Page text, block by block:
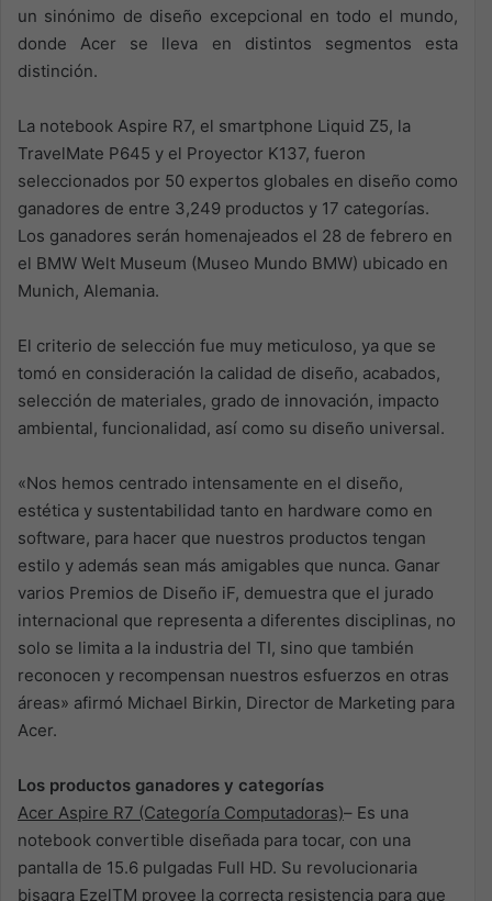
un sinónimo de diseño excepcional en todo el mundo,
donde Acer se lleva en distintos segmentos esta
distinción.
La notebook Aspire R7, el smartphone Liquid Z5, la
TravelMate P645 y el Proyector K137, fueron
seleccionados por 50 expertos globales en diseño como
ganadores de entre 3,249 productos y 17 categorías.
Los ganadores serán homenajeados el 28 de febrero en
el BMW Welt Museum (Museo Mundo BMW) ubicado en
Munich, Alemania.
El criterio de selección fue muy meticuloso, ya que se
tomó en consideración la calidad de diseño, acabados,
selección de materiales, grado de innovación, impacto
ambiental, funcionalidad, así como su diseño universal.
«Nos hemos centrado intensamente en el diseño,
estética y sustentabilidad tanto en hardware como en
software, para hacer que nuestros productos tengan
estilo y además sean más amigables que nunca. Ganar
varios Premios de Diseño iF, demuestra que el jurado
internacional que representa a diferentes disciplinas, no
solo se limita a la industria del TI, sino que también
reconocen y recompensan nuestros esfuerzos en otras
áreas» afirmó Michael Birkin, Director de Marketing para
Acer.
Los productos ganadores y categorías
Acer Aspire R7 (Categoría Computadoras)– Es una
notebook convertible diseñada para tocar, con una
pantalla de 15.6 pulgadas Full HD. Su revolucionaria
bisagra EzelTM provee la correcta resistencia para que